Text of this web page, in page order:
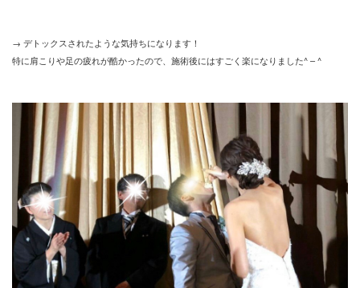
→ デトックスされたような気持ちになります！
特に肩こりや足の疲れが酷かったので、施術後にはすごく楽になりました^ – ^